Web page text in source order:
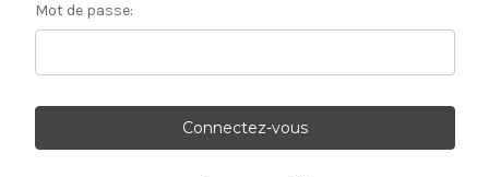
Mot de passe: